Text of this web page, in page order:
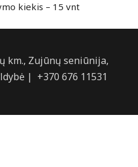
kiekis – 15 vnt
km., Zujūnų seniūnija,
| +370 676 11531